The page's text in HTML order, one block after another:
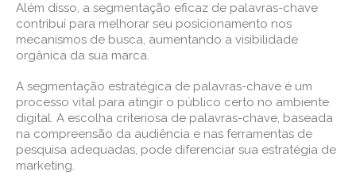
Além disso, a segmentação eficaz de palavras-chave
contribui para melhorar seu posicionamento nos
mecanismos de busca, aumentando a visibilidade
orgânica da sua marca.
A segmentação estratégica de palavras-chave é um
processo vital para atingir o público certo no ambiente
digital. A escolha criteriosa de palavras-chave, baseada
na compreensão da audiência e nas ferramentas de
pesquisa adequadas, pode diferenciar sua estratégia de
marketing.